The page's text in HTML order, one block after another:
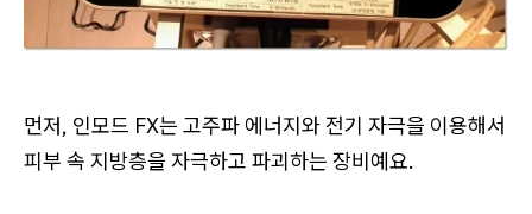
먼저, 인모드 FX는 고주파 에너지와 전기 자극을 이용해서
피부 속 지방층을 자극하고 파괴하는 장비예요.